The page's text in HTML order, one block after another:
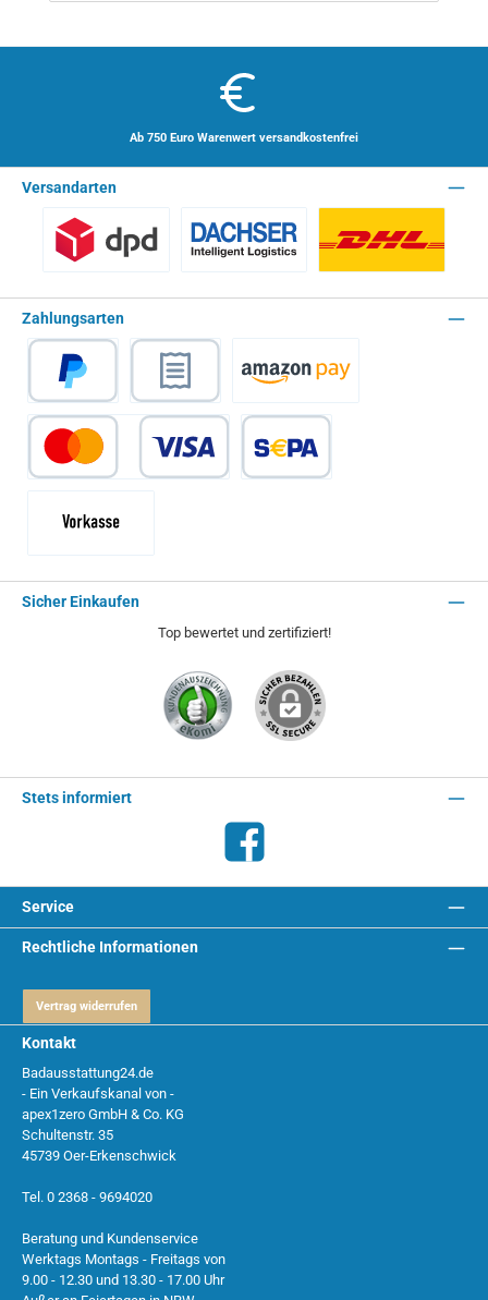
Ab 750 Euro Warenwert versandkostenfrei
Versandarten
Zahlungsarten
PayPal Rechnungskauf Amazon Pay
Sicher Einkaufen
Top bewertet und zertifiziert!
Stets informiert
Facebook
Kontakt
Badausstattung24.de
- Ein Verkaufskanal von -
apex1zero GmbH & Co. KG
Schultenstr. 35
45739 Oer-Erkenschwick
Tel. 0 2368 - 9694020
Beratung und Kundenservice
Werktags Montags - Freitags von
9.00 - 12.30 und 13.30 - 17.00 Uhr
Service
Rechtliche Informationen
Vertrag widerrufen